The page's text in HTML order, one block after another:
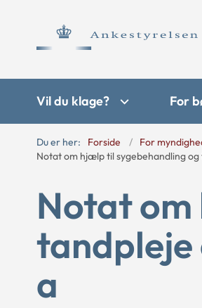
Vil du klage? For
Du er her: Forside For
Notat om hjælp til sygebehandling
Notat
tandpleje
a